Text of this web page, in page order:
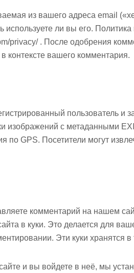
из вашего адреса email
используете ли вы его.
privacy/ . После одобрения
контексте вашего комментария.
пользователь и
изображений с метаданными
по GPS. Посетители могут
комментарий на нашем
в куки. Это делается для
Эти куки хранятся в
и вы войдете в неё, мы